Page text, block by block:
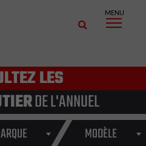
MENU
LES
DE L'ANNUEL
MODÈLE